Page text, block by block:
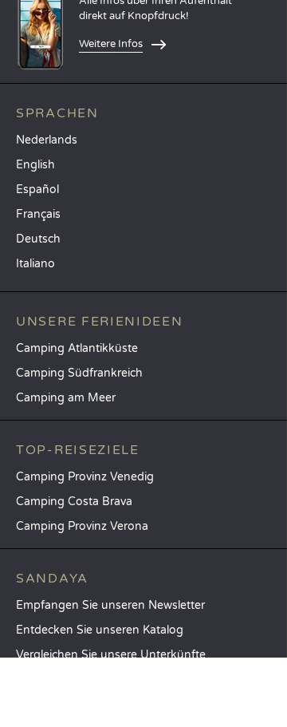
direkt auf Knopfdruck!
Weitere Infos
SPRACHEN
Nederlands
English
Español
Français
Deutsch
Italiano
UNSERE FERIENIDEEN
Camping Atlantikküste
Camping Südfrankreich
Camping am Meer
TOP-REISEZIELE
Camping Provinz Venedig
Camping Costa Brava
Camping Provinz Verona
SANDAYA
Empfangen Sie unseren Newsletter
Entdecken Sie unseren Katalog
Vergleichen Sie unsere Unterkünfte